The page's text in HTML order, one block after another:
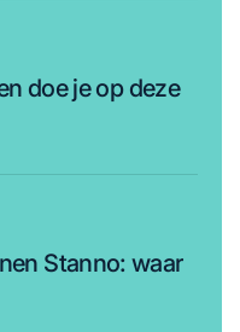
doe je op deze
Stanno: waar